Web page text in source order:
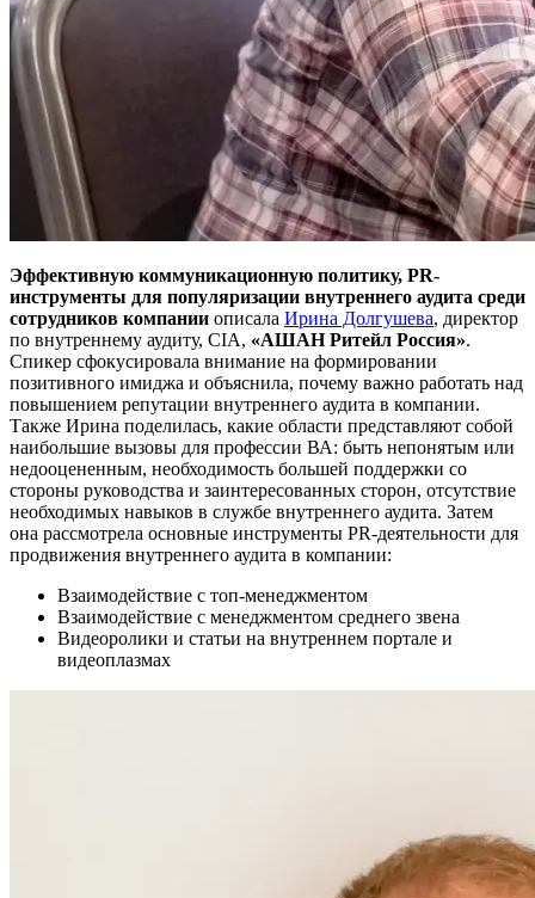
Эффективную коммуникационную политику, PR-
инструменты для популяризации внутреннего аудита среди
сотрудников компании описала Ирина Долгушева, директор
по внутреннему аудиту, CIA, «АШАН Ритейл Россия».
Спикер сфокусировала внимание на формировании
позитивного имиджа и объяснила, почему важно работать над
повышением репутации внутреннего аудита в компании.
Также Ирина поделилась, какие области представляют собой
наибольшие вызовы для профессии ВА: быть непонятым или
недооцененным, необходимость большей поддержки со
стороны руководства и заинтересованных сторон, отсутствие
необходимых навыков в службе внутреннего аудита. Затем
она рассмотрела основные инструменты PR-деятельности для
продвижения внутреннего аудита в компании:
Взаимодействие с топ-менеджментом
Взаимодействие с менеджментом среднего звена
Видеоролики и статьи на внутреннем портале и
видеоплазмах